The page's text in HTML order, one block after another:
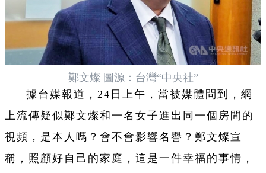
鄭文燦 圖源：台灣“中央社”
據台媒報道，24日上午，當被媒體問到，網
上流傳疑似鄭文燦和一名女子進出同一個房間的
視頻，是本人嗎？會不會影響名譽？鄭文燦宣
稱，照顧好自己的家庭，這是一件幸福的事情，